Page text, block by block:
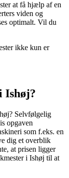
at få hjælp af en
viden og
optimalt. Vil du
ikke kun er
Ishøj?
Selvfølgelig
opgaven
som f.eks. en
dig et overblik
at prisen ligger
i Ishøj til at